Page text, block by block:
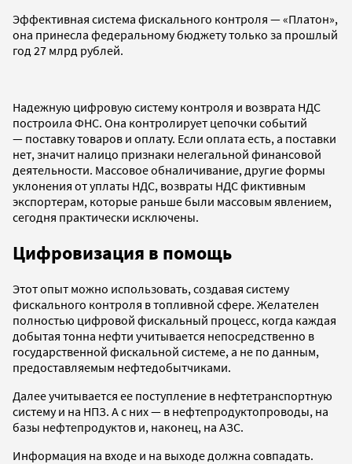
Эффективная система фискального контроля — «Платон»,
она принесла федеральному бюджету только за прошлый
год 27 млрд рублей.
Надежную цифровую систему контроля и возврата НДС
построила ФНС. Она контролирует цепочки событий
— поставку товаров и оплату. Если оплата есть, а поставки
нет, значит налицо признаки нелегальной финансовой
деятельности. Массовое обналичивание, другие формы
уклонения от уплаты НДС, возвраты НДС фиктивным
экспортерам, которые раньше были массовым явлением,
сегодня практически исключены.
Цифровизация в помощь
Этот опыт можно использовать, создавая систему
фискального контроля в топливной сфере. Желателен
полностью цифровой фискальный процесс, когда каждая
добытая тонна нефти учитывается непосредственно в
государственной фискальной системе, а не по данным,
предоставляемым нефтедобытчиками.
Далее учитывается ее поступление в нефтетранспортную
систему и на НПЗ. А с них — в нефтепродуктопроводы, на
базы нефтепродуктов и, наконец, на АЗС.
Информация на входе и на выходе должна совпадать.